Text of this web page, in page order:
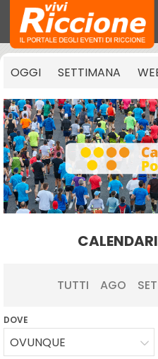
OGGI SETTIMANA
TUTTI AGO SET
DOVE
OVUNQUE